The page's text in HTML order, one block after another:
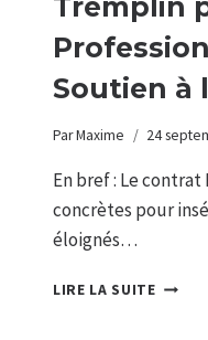
Soutien à
ParMaxime 24
En bref : Le contrat
concrètes pour
éloignés…
LIRE LA SUITELE